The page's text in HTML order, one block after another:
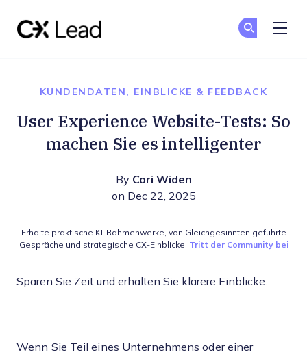
KUNDENDATEN, EINBLICKE & FEEDBACK
User Experience Website-Tests: So
machen Sie es intelligenter
By Cori Widen
on Dec 22, 2025
Erhalte praktische KI-Rahmenwerke, von Gleichgesinnten geführte
Gespräche und strategische CX-Einblicke. Tritt der Community bei
Sparen Sie Zeit und erhalten Sie klarere Einblicke.
Wenn Sie Teil eines Unternehmens oder einer